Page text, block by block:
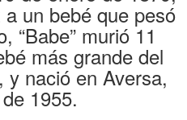
un bebé que pesó
“Babe” murió 11
más grande del
y nació en Aversa,
1955.